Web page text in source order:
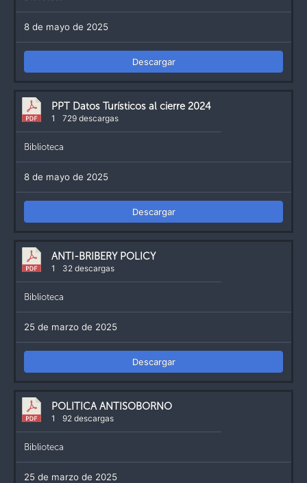
8 de mayo de 2025
Descargar
PPT Datos Turísticos al cierre 2024
1 729 descargas
Biblioteca
8 de mayo de 2025
Descargar
ANTI-BRIBERY POLICY
1 32 descargas
Biblioteca
25 de marzo de 2025
Descargar
POLITICA ANTISOBORNO
1 92 descargas
Biblioteca
25 de marzo de 2025